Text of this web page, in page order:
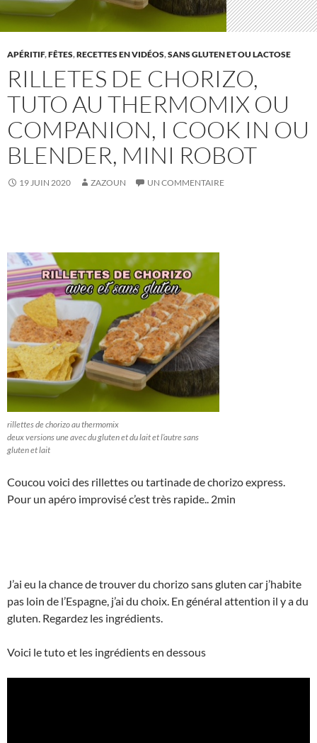
APÉRITIF,FÊTES,RECETTES EN VIDÉOS,SANS GLUTEN ET OU LACTOSE
RILLETES DE CHORIZO,
TUTO AU THERMOMIX OU
COMPANION, I COOK IN OU
BLENDER, MINI ROBOT
19 JUIN 2020 ZAZOUN UN COMMENTAIRE
rillettes de chorizo au thermomix
deux versions une avec du gluten et du lait et l’autre sans
gluten et lait
Coucou voici des rillettes ou tartinade de chorizo express.
Pour un apéro improvisé c’est très rapide.. 2min
J’ai eu la chance de trouver du chorizo sans gluten car j’habite
pas loin de l’Espagne, j’ai du choix. En général attention il y a du
gluten. Regardez les ingrédients.
Voici le tuto et les ingrédients en dessous